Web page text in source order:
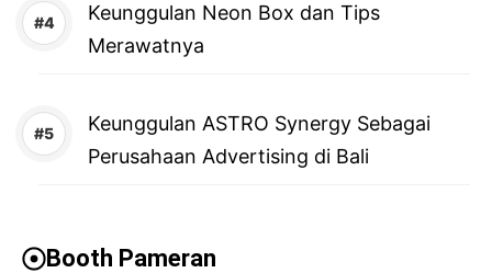
Keunggulan Neon Box dan Tips
Merawatnya
Keunggulan ASTRO Synergy Sebagai
Perusahaan Advertising di Bali
Booth Pameran